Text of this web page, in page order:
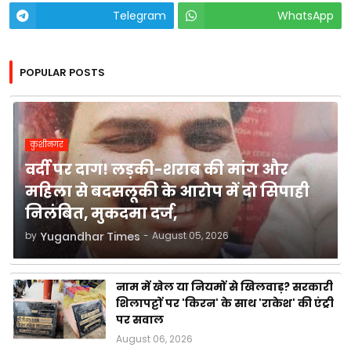
Telegram WhatsApp
POPULAR POSTS
कुशीनगर
वर्दी पर दाग! लड़की-शराब की मांग और
महिला से बदसलूकी के आरोप में दो सिपाही
निलंबित, मुकदमा दर्ज,
by Yugandhar Times - August 05, 2026
नाम में खेल या नियमों से खिलवाड़? सरकारी
शिलापट्टों पर 'किरन' के साथ 'राकेश' की एंट्री
पर सवाल
August 06, 2026